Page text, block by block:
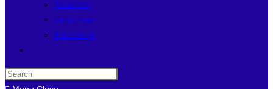
Pesantren
Ketarunaan
E-Learning